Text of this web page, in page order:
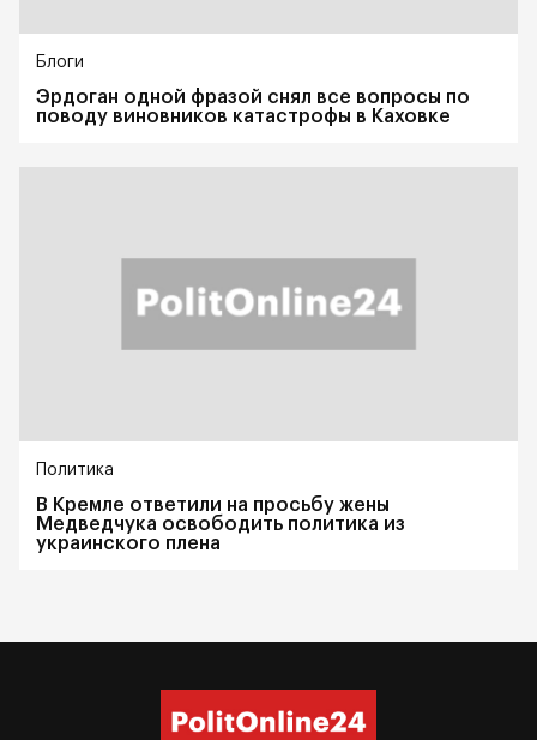
Блоги
Эрдоган одной фразой снял все вопросы по
поводу виновников катастрофы в Каховке
Политика
В Кремле ответили на просьбу жены
Медведчука освободить политика из
украинского плена